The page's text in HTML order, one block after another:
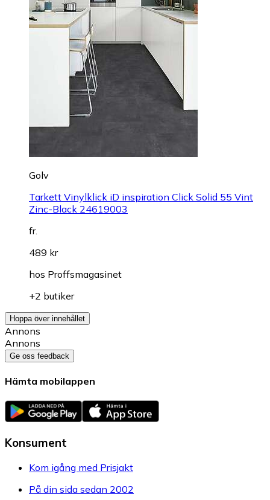
Golv
Tarkett Vinylklick iD inspiration Click Solid 55 Vint
Zinc-Black 24619003
fr.
489 kr
hos Proffsmagasinet
+2 butiker
Hoppa över innehållet
Annons
Annons
Ge oss feedback
Hämta mobilappen
Konsument
Kom igång med Prisjakt
På din sida sedan 2002